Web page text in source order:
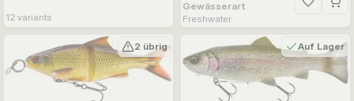
12 variants
Gewässerart
Freshwater
Zur
2 übrig Auf Lager